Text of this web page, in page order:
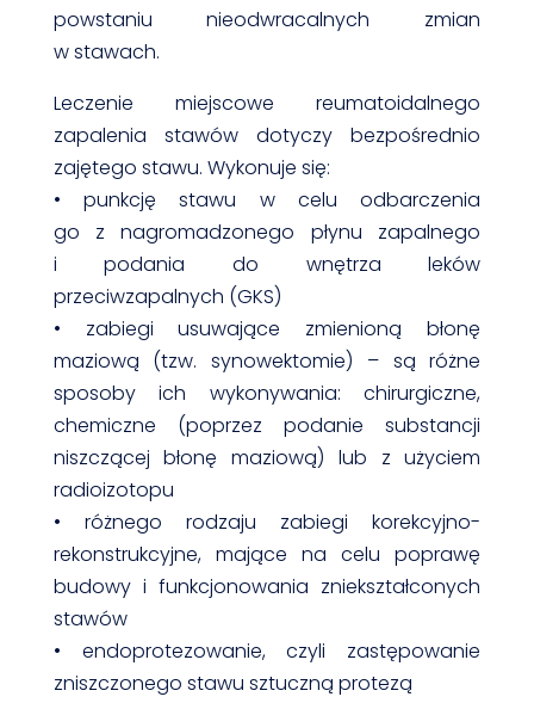
powstaniu nieodwracalnych zmian
w stawach.
Leczenie miejscowe reumatoidalnego
zapalenia stawów dotyczy bezpośrednio
zajętego stawu. Wykonuje się:
• punkcję stawu w celu odbarczenia
go z nagromadzonego płynu zapalnego
i podania do wnętrza leków
przeciwzapalnych (GKS)
• zabiegi usuwające zmienioną błonę
maziową (tzw. synowektomie) – są różne
sposoby ich wykonywania: chirurgiczne,
chemiczne (poprzez podanie substancji
niszczącej błonę maziową) lub z użyciem
radioizotopu
• różnego rodzaju zabiegi korekcyjno-
rekonstrukcyjne, mające na celu poprawę
budowy i funkcjonowania zniekształconych
stawów
• endoprotezowanie, czyli zastępowanie
zniszczonego stawu sztuczną protezą